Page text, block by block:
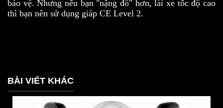
bảo vệ. Nhưng nếu bạn "nặng đô" hơn, lái xe tốc độ cao
thì bạn nên sử dụng giáp CE Level 2.
BÀI VIẾT KHÁC